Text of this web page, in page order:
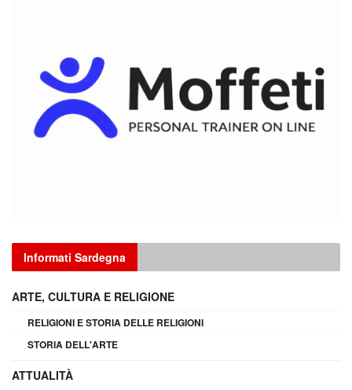
Informati Sardegna
ARTE, CULTURA E RELIGIONE
RELIGIONI E STORIA DELLE RELIGIONI
STORIA DELL'ARTE
ATTUALITÀ